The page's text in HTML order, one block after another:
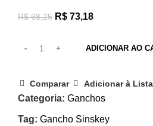
R$98,25 R$ 73,18
ADICIONAR AO
Comparar Adicionar à
Categoria: Ganchos
Tag: Gancho Sinskey